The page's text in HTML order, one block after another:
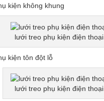
kiện không khung
lưới treo phụ kiện điện thoại
kiện tôn đột lỗ
lưới treo phụ kiện điện thoại